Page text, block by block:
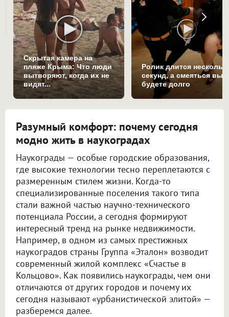
Скрытая камера на
пляже Крыма: Что люди
вытворяют, когда их не
видят...
Ролик длится
секунд, а смеяться вы
будете долго
Разумный комфорт: почему сегодня
модно жить в наукоградах
Наукограды — особые городские образования,
где высокие технологии тесно переплетаются с
размеренным стилем жизни. Когда-то
специализированные поселения такого типа
стали важной частью научно-технического
потенциала России, а сегодня формируют
интересный тренд на рынке недвижимости.
Например, в одном из самых престижных
наукоградов страны Группа «Эталон» возводит
современный жилой комплекс «Счастье в
Кольцово». Как появились наукограды, чем они
отличаются от других городов и почему их
сегодня называют «урбанистической элитой» —
разберемся далее.